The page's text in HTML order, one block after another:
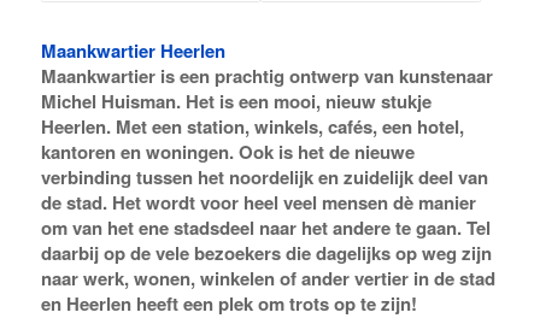
Maankwartier Heerlen
Maankwartier is een prachtig ontwerp van kunstenaar
Michel Huisman. Het is een mooi, nieuw stukje
Heerlen. Met een station, winkels, cafés, een hotel,
kantoren en woningen. Ook is het de nieuwe
verbinding tussen het noordelijk en zuidelijk deel van
de stad. Het wordt voor heel veel mensen dè manier
om van het ene stadsdeel naar het andere te gaan. Tel
daarbij op de vele bezoekers die dagelijks op weg zijn
naar werk, wonen, winkelen of ander vertier in de stad
en Heerlen heeft een plek om trots op te zijn!